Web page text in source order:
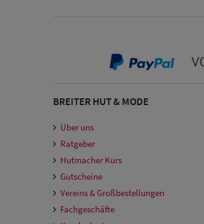
BREITER HUT & MODE
Über uns
Ratgeber
Hutmacher Kurs
Gutscheine
Vereins & Großbestellungen
Fachgeschäfte